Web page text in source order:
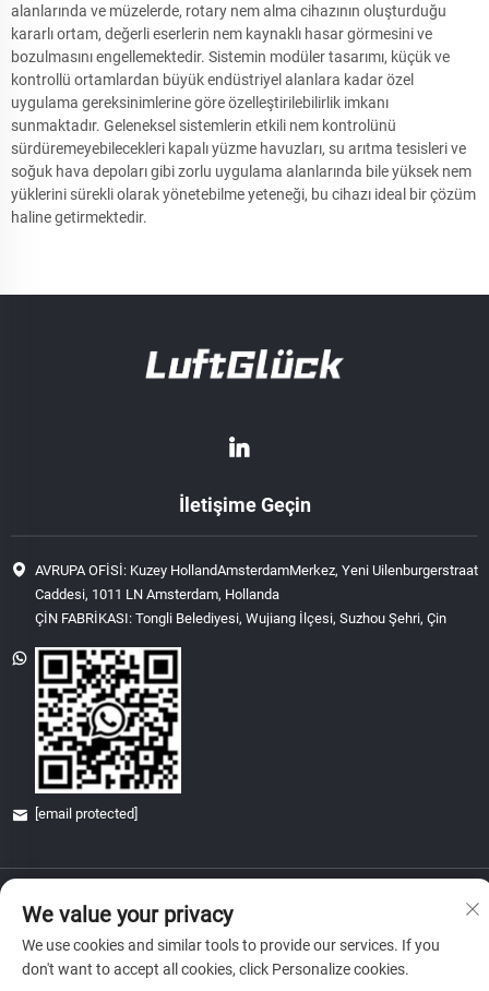
alanlarında ve müzelerde, rotary nem alma cihazının oluşturduğu
kararlı ortam, değerli eserlerin nem kaynaklı hasar görmesini ve
bozulmasını engellemektedir. Sistemin modüler tasarımı, küçük ve
kontrollü ortamlardan büyük endüstriyel alanlara kadar özel
uygulama gereksinimlerine göre özelleştirilebilirlik imkanı
sunmaktadır. Geleneksel sistemlerin etkili nem kontrolünü
sürdüremeyebilecekleri kapalı yüzme havuzları, su arıtma tesisleri ve
soğuk hava depoları gibi zorlu uygulama alanlarında bile yüksek nem
yüklerini sürekli olarak yönetebilme yeteneği, bu cihazı ideal bir çözüm
haline getirmektedir.
İletişime Geçin
AVRUPA OFİSİ: Kuzey HollandAmsterdamMerkez, Yeni Uilenburgerstraat
Caddesi, 1011 LN Amsterdam, Hollanda
ÇİN FABRİKASI: Tongli Belediyesi, Wujiang İlçesi, Suzhou Şehri, Çin
[email protected]
Tüm hakları saklıdır.
We value your privacy
We use cookies and similar tools to provide our services. If you
don't want to accept all cookies, click Personalize cookies.